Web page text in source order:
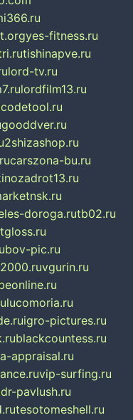
yes-fitness.ru
tishinapve.ru
lord-tv.ru
lordfilm13.ru
codetool.ru
gooddver.ru
2shizashop.ru
carszona-bu.ru
doroga.rutb02.ru
pic.ru
vgurin.ru
lucomoria.ru
igro-pictures.ru
blackcountess.ru
appraisal.ru
vip-surfing.ru
dr-pavlush.ru
tesotomeshell.ru